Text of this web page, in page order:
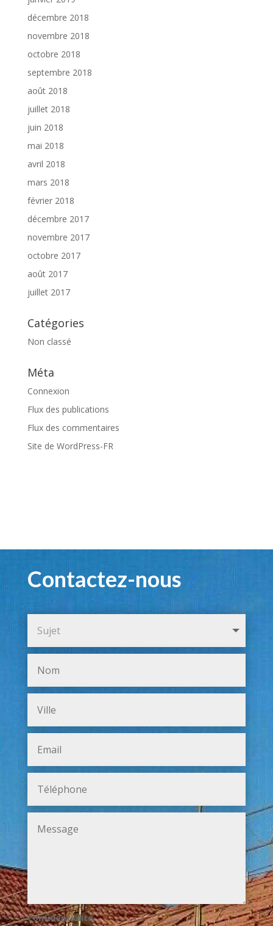
décembre 2018
novembre 2018
octobre 2018
septembre 2018
août 2018
juillet 2018
juin 2018
mai 2018
avril 2018
mars 2018
février 2018
décembre 2017
novembre 2017
octobre 2017
août 2017
juillet 2017
Catégories
Non classé
Méta
Connexion
Flux des publications
Flux des commentaires
Site de WordPress-FR
Contactez-nous
Confidentialité